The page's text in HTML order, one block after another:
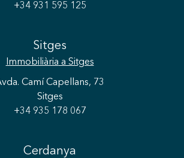
+34 931 595 125
Sitges
Immobiliària a Sitges
Camí Capellans, 73
Sitges
+34 935 178 067
Cerdanya